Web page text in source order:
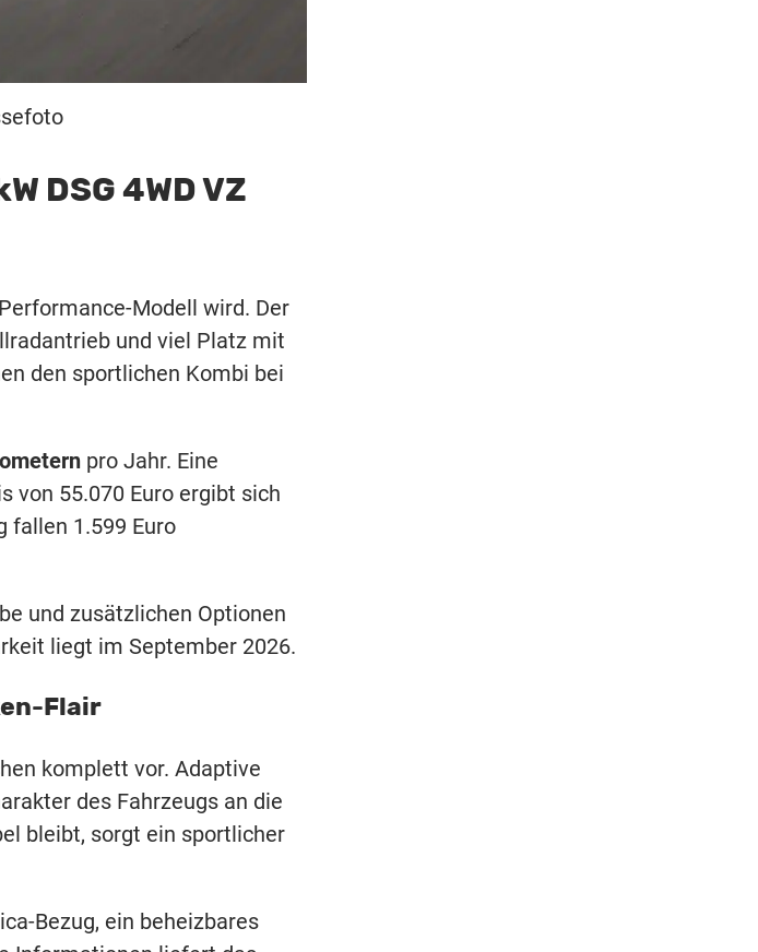
DSG 4WD VZ
Modell wird. Der
und viel Platz mit
den sportlichen Kombi bei
pro Jahr. Eine
von 55.070 Euro ergibt sich
fallen 1.599 Euro
und zusätzlichen Optionen
liegt im September 2026.
Flair
komplett vor. Adaptive
des Fahrzeugs an die
bleibt, sorgt ein sportlicher
Bezug, ein beheizbares